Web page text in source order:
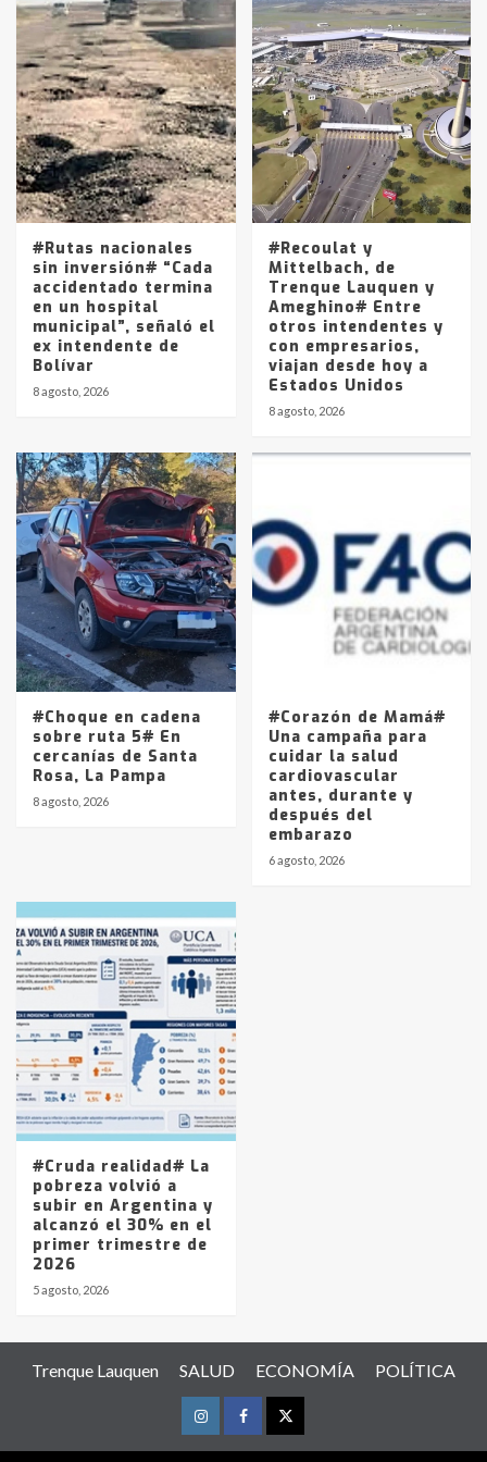
4
Accidente en Ruta 5: falleció un
joven de Trenque Lauquen
Los precios de los combustibles en
La Pampa, desde YPF hasta Axion
entre 857 a 1338 pesos
#Rutas nacionales
sin inversión# “Cada
accidentado termina
en un hospital
municipal”, señaló el
ex intendente de
Bolívar
8 agosto, 2026
#Recoulat y
Mittelbach, de
Trenque Lauquen y
Ameghino# Entre
otros intendentes y
con empresarios,
viajan desde hoy a
Estados Unidos
8 agosto, 2026
#Choque en cadena
sobre ruta 5# En
cercanías de Santa
Rosa, La Pampa
8 agosto, 2026
#Corazón de Mamá#
Una campaña para
cuidar la salud
cardiovascular
antes, durante y
después del
embarazo
6 agosto, 2026
#Cruda realidad# La
pobreza volvió a
subir en Argentina y
alcanzó el 30% en el
primer trimestre de
2026
5 agosto, 2026
Trenque Lauquen SALUD ECONOMÍA POLÍTICA
InstagramFacebookTwitter